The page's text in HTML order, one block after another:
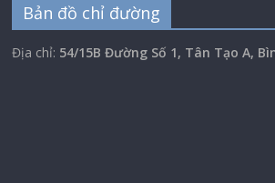
Bản đồ chỉ đường
Địa chỉ: 54/15B Đường Số 1, Tân Tạo A,